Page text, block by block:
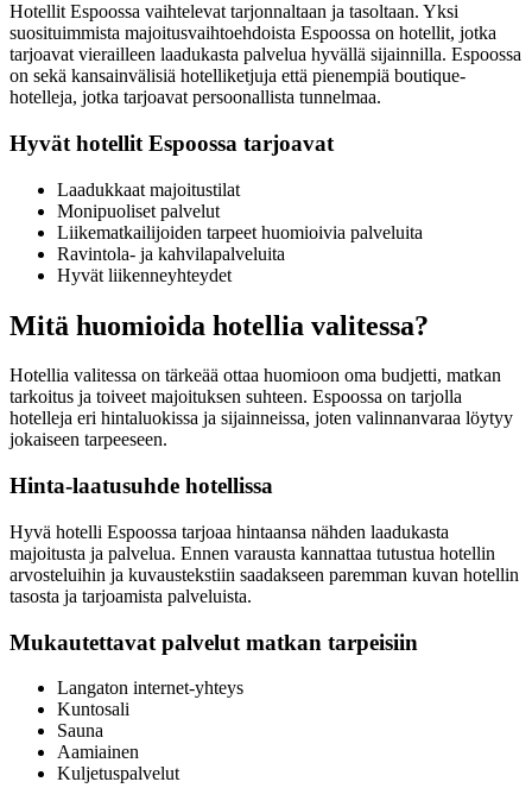
Hotellit Espoossa vaihtelevat tarjonnaltaan ja tasoltaan. Yksi
suosituimmista majoitusvaihtoehdoista Espoossa on hotellit, jotka
tarjoavat vierailleen laadukasta palvelua hyvällä sijainnilla. Espoossa
on sekä kansainvälisiä hotelliketjuja että pienempiä boutique-
hotelleja, jotka tarjoavat persoonallista tunnelmaa.
Hyvät hotellit Espoossa tarjoavat
Laadukkaat majoitustilat
Monipuoliset palvelut
Liikematkailijoiden tarpeet huomioivia palveluita
Ravintola- ja kahvilapalveluita
Hyvät liikenneyhteydet
Mitä huomioida hotellia valitessa?
Hotellia valitessa on tärkeää ottaa huomioon oma budjetti, matkan
tarkoitus ja toiveet majoituksen suhteen. Espoossa on tarjolla
hotelleja eri hintaluokissa ja sijainneissa, joten valinnanvaraa löytyy
jokaiseen tarpeeseen.
Hinta-laatusuhde hotellissa
Hyvä hotelli Espoossa tarjoaa hintaansa nähden laadukasta
majoitusta ja palvelua. Ennen varausta kannattaa tutustua hotellin
arvosteluihin ja kuvaustekstiin saadakseen paremman kuvan hotellin
tasosta ja tarjoamista palveluista.
Mukautettavat palvelut matkan tarpeisiin
Langaton internet-yhteys
Kuntosali
Sauna
Aamiainen
Kuljetuspalvelut